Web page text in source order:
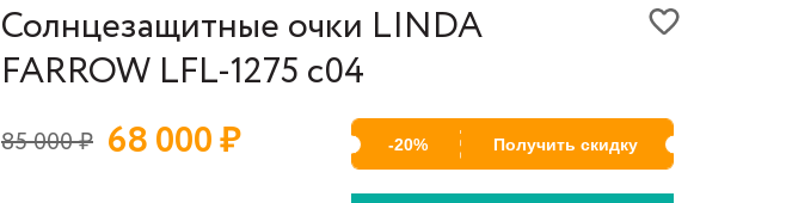
Солнцезащитные очки LINDA
FARROW LFL-1275 c04
85 000₽ 68 000₽ -20% Получить скидку